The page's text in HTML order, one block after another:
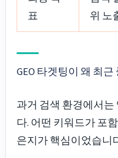
표
위 노
GEO 타겟팅이 왜 최
과거 검색 환경에서는
다. 어떤 키워드가 포
은지가 핵심이었습니